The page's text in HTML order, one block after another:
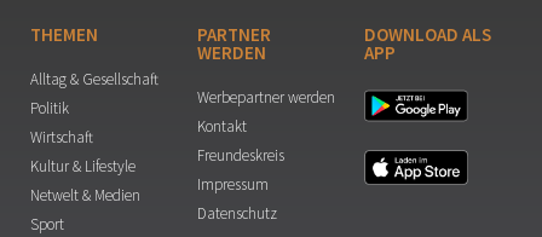
THEMEN
Alltag & Gesellschaft
Politik
Wirtschaft
Kultur & Lifestyle
Netwelt & Medien
Sport
PARTNER
WERDEN
Werbepartner werden
Kontakt
Freundeskreis
Impressum
Datenschutz
DOWNLOAD ALS
APP